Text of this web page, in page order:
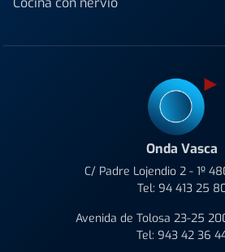
Onda Vasca
C/ Padre Lojendio 2 - 1º
Tel: 94 413 25
Avenida de Tolosa 23-25
Tel: 943 42 36